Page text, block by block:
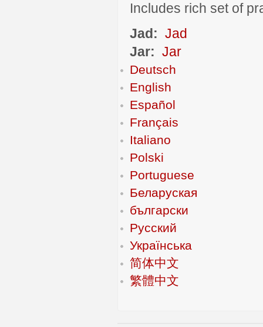
Includes rich set of
Jad: Jad
Jar: Jar
Deutsch
English
Español
Français
Italiano
Polski
Portuguese
Беларуская
български
Русский
Українська
简体中文
繁體中文